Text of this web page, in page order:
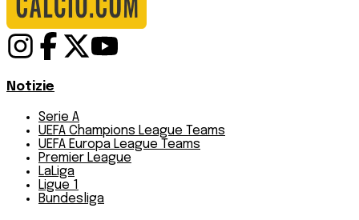
Notizie
Serie A
UEFA Champions League Teams
UEFA Europa League Teams
Premier League
LaLiga
Ligue 1
Bundesliga